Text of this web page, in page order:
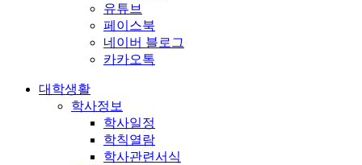
유튜브
페이스북
네이버 블로그
카카오톡
대학생활
학사정보
학사일정
학칙열람
학사관련서식